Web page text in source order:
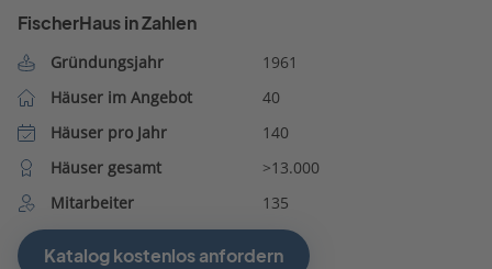
FischerHaus in Zahlen
Gründungsjahr
1961
Häuser im Angebot
40
Häuser pro Jahr
140
Häuser gesamt
>13.000
Mitarbeiter
135
Katalog kostenlos anfordern